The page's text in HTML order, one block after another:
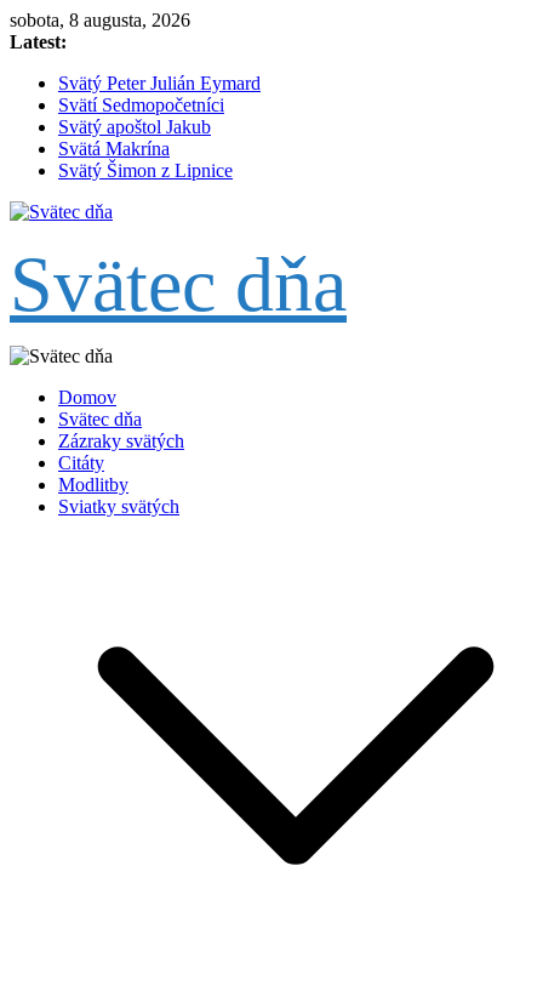
Skip
to
sobota, 8 augusta, 2026
Latest:
Svätý Peter Julián Eymard
Svätí Sedmopočetníci
Svätý apoštol Jakub
Svätá Makrína
Svätý Šimon z Lipnice
Svätec dňa
Domov
Svätec dňa
Zázraky svätých
Citáty
Modlitby
Sviatky svätých